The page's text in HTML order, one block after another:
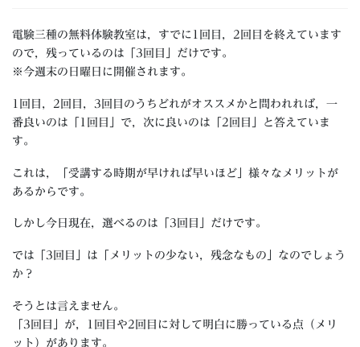
電験三種の無料体験教室は，すでに1回目，2回目を終えています
ので，残っているのは「3回目」だけです。
※今週末の日曜日に開催されます。
1回目，2回目，3回目のうちどれがオススメかと問われれば，一
番良いのは「1回目」で，次に良いのは「2回目」と答えていま
す。
これは，「受講する時期が早ければ早いほど」様々なメリットが
あるからです。
しかし今日現在，選べるのは「3回目」だけです。
では「3回目」は「メリットの少ない，残念なもの」なのでしょう
か？
そうとは言えません。
「3回目」が，1回目や2回目に対して明白に勝っている点（メリ
ット）があります。